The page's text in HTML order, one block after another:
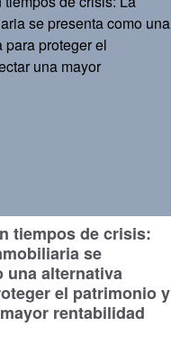
tiempos de crisis:
se
una alternativa
el patrimonio y
rentabilidad